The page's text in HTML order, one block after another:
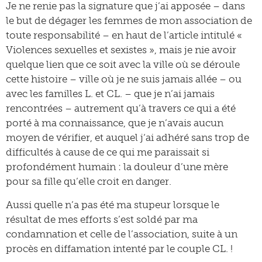
Je ne renie pas la signature que j’ai apposée – dans
le but de dégager les femmes de mon association de
toute responsabilité – en haut de l’article intitulé «
Violences sexuelles et sexistes », mais je nie avoir
quelque lien que ce soit avec la ville où se déroule
cette histoire – ville où je ne suis jamais allée – ou
avec les familles L. et CL. – que je n’ai jamais
rencontrées – autrement qu’à travers ce qui a été
porté à ma connaissance, que je n’avais aucun
moyen de vérifier, et auquel j‘ai adhéré sans trop de
difficultés à cause de ce qui me paraissait si
profondément humain : la douleur d’une mère
pour sa fille qu’elle croit en danger.
Aussi quelle n’a pas été ma stupeur lorsque le
résultat de mes efforts s’est soldé par ma
condamnation et celle de l’association, suite à un
procès en diffamation intenté par le couple CL. !